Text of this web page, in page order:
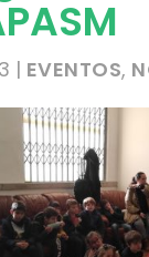
| EVENTOS,